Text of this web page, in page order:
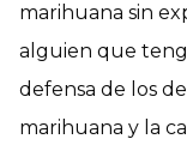
marihuana sin
alguien que
defensa de los
marihuana y la